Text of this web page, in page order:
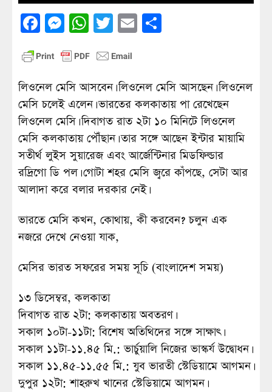
Facebook
Messenger
WhatsApp
Twitter
Email
লিওনেল মেসি আসবেন। লিওনেল মেসি আসছেন। লিওনেল
মেসি চলেই এলেন। ভারতের কলকাতায় পা রেখেছেন
লিওনেল মেসি। দিবাগত রাত ২টা ১০ মিনিটে লিওনেল
মেসি কলকাতায় পৌঁছান। তার সঙ্গে আছেন ইন্টার মায়ামি
সতীর্থ লুইস সুয়ারেজ এবং আর্জেন্টিনার মিডফিল্ডার
রদ্রিগো ডি পল। গোটা শহর মেসি জ্বরে কাঁপছে, সেটা আর
আলাদা করে বলার দরকার নেই।
ভারতে মেসি কখন, কোথায়, কী করবেন? চলুন এক
নজরে দেখে নেওয়া যাক,
মেসির ভারত সফরের সময় সূচি (বাংলাদেশ সময়)
১৩ ডিসেম্বর, কলকাতা
দিবাগত রাত ২টা: কলকাতায় অবতরণ।
সকাল ১০টা-১১টা: বিশেষ অতিথিদের সঙ্গে সাক্ষাৎ।
সকাল ১১টা-১১.৪৫ মি.: ভার্চুয়ালি নিজের ভাস্কর্য উদ্বোধন।
সকাল ১১.৪৫-১১.৫৫ মি.: যুব ভারতী স্টেডিয়ামে আগমন।
দুপুর ১২টা: শাহরুখ খানের স্টেডিয়ামে আগমন।